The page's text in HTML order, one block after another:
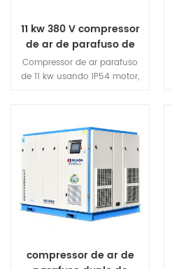
11 kw 380 V compressor
de ar de parafuso de
acionamento direto
Compressor de ar parafuso
de 11 kw usando IP54 motor,
parafuso adota uma
estrutura de dissipação de
calor com alto volume de
vento, o que prolonga muito
a vida útil da máquina.
compressor de ar de